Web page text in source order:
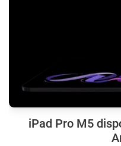
iPad Pro M5